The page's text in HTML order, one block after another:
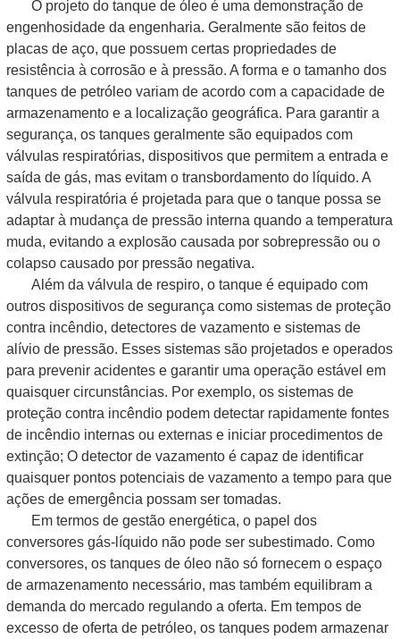
O projeto do tanque de óleo é uma demonstração de
engenhosidade da engenharia. Geralmente são feitos de
placas de aço, que possuem certas propriedades de
resistência à corrosão e à pressão. A forma e o tamanho dos
tanques de petróleo variam de acordo com a capacidade de
armazenamento e a localização geográfica. Para garantir a
segurança, os tanques geralmente são equipados com
válvulas respiratórias, dispositivos que permitem a entrada e
saída de gás, mas evitam o transbordamento do líquido. A
válvula respiratória é projetada para que o tanque possa se
adaptar à mudança de pressão interna quando a temperatura
muda, evitando a explosão causada por sobrepressão ou o
colapso causado por pressão negativa.
Além da válvula de respiro, o tanque é equipado com
outros dispositivos de segurança como sistemas de proteção
contra incêndio, detectores de vazamento e sistemas de
alívio de pressão. Esses sistemas são projetados e operados
para prevenir acidentes e garantir uma operação estável em
quaisquer circunstâncias. Por exemplo, os sistemas de
proteção contra incêndio podem detectar rapidamente fontes
de incêndio internas ou externas e iniciar procedimentos de
extinção; O detector de vazamento é capaz de identificar
quaisquer pontos potenciais de vazamento a tempo para que
ações de emergência possam ser tomadas.
Em termos de gestão energética, o papel dos
conversores gás-líquido não pode ser subestimado. Como
conversores, os tanques de óleo não só fornecem o espaço
de armazenamento necessário, mas também equilibram a
demanda do mercado regulando a oferta. Em tempos de
excesso de oferta de petróleo, os tanques podem armazenar